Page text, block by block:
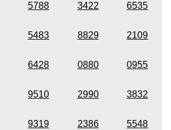
5788 3422 6535
5483 8829 2109
6428 0880 0955
9510 2990 3832
9319 2386 5548